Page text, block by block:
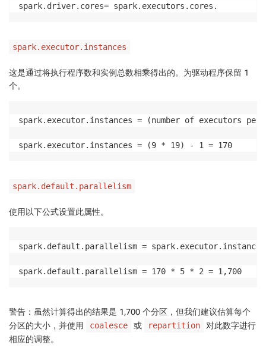
spark.driver.cores= spark.executors.cores.
spark.executor.instances
这是通过将执行程序数和实例总数相乘得出的。为驱动程序保留 1
个。
spark.executor.instances = (number of executors
spark.executor.instances = (9 * 19) - 1 = 170
spark.default.parallelism
使用以下公式设置此属性。
spark.default.parallelism =
spark.default.parallelism = 170 * 5 * 2 = 1,700
警告： 虽然计算得出的结果是 1,700 个分区，但我们建议估算每个
分区的大小，并使用
coalesce 或 repartition
对此数字进行
相应的调整。